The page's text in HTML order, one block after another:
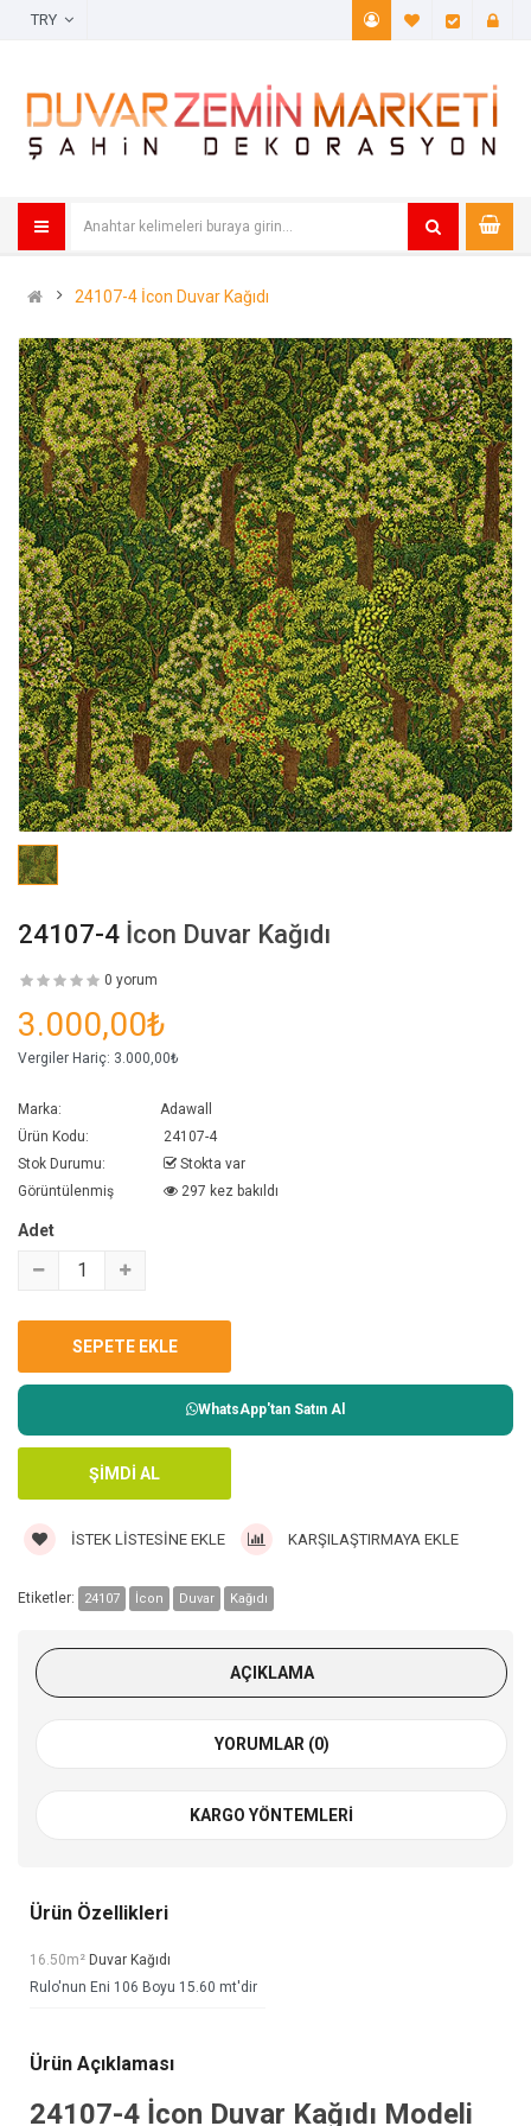
A. Listem
24107-4 İcon Duvar Kağıdı
24107-4 İcon Duvar Kağıdı
0 yorum
3.000,00₺
Vergiler Hariç: 3.000,00₺
Marka:
Adawall
Ürün Kodu:
24107-4
Stok Durumu:
Stokta var
Görüntülenmiş
297 kez bakıldı
Adet
WhatsApp'tan Satın Al
İSTEK LISTESINE EKLE KARŞILAŞTIRMAYA EKLE
Etiketler: 24107 İcon Duvar Kağıdı
AÇIKLAMA
YORUMLAR (0)
KARGO YÖNTEMLERI
Ürün Özellikleri
16.50m² Duvar Kağıdı
Rulo'nun Eni 106 Boyu 15.60 mt'dir
Ürün Açıklaması
24107-4 İcon Duvar Kağıdı Modeli